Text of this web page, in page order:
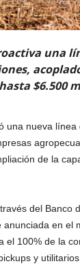
una
$6.500
una nueva línea
de la
del Banco
en el
el 100% de la
y utilitarios.